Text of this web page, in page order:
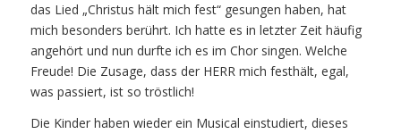
das Lied „Christus hält mich fest“ gesungen haben, hat
mich besonders berührt. Ich hatte es in letzter Zeit häufig
angehört und nun durfte ich es im Chor singen. Welche
Freude! Die Zusage, dass der HERR mich festhält, egal,
was passiert, ist so tröstlich!
Die Kinder haben wieder ein Musical einstudiert, dieses